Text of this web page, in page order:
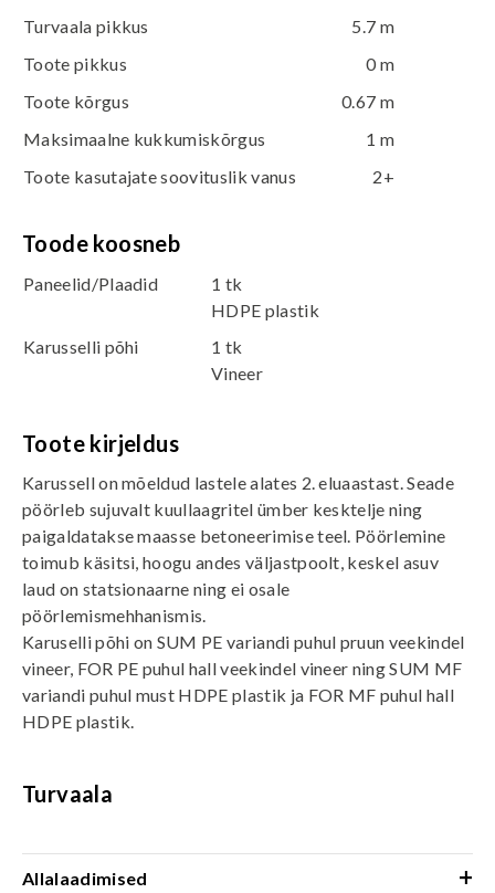
Turvaala pikkus
5.7 m
Toote pikkus
0 m
Toote kõrgus
0.67 m
Maksimaalne kukkumiskõrgus
1 m
Toote kasutajate soovituslik vanus
2+
Toode koosneb
Paneelid/Plaadid
1 tk
HDPE plastik
Karusselli põhi
1 tk
Vineer
Toote kirjeldus
Karussell on mõeldud lastele alates 2. eluaastast. Seade
pöörleb sujuvalt kuullaagritel ümber kesktelje ning
paigaldatakse maasse betoneerimise teel. Pöörlemine
toimub käsitsi, hoogu andes väljastpoolt, keskel asuv
laud on statsionaarne ning ei osale
pöörlemismehhanismis.
Karuselli põhi on SUM PE variandi puhul pruun veekindel
vineer, FOR PE puhul hall veekindel vineer ning SUM MF
variandi puhul must HDPE plastik ja FOR MF puhul hall
HDPE plastik.
Turvaala
Allalaadimised +